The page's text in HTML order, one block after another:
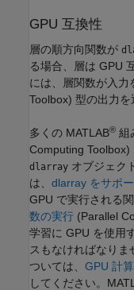
GPU 互換性
層の順方向関数が
る場合、層は GPU
には、層関数が入力
Toolbox) 型の出力を
多くの MATLAB® 組
Computing Toolbox)
dlarray オブジェク
は、 dlarray をサポ
GPU で実行される
数の実行 (Parallel
学習に GPU を使用
スもなければなり
ついては、 GPU 計
してください。